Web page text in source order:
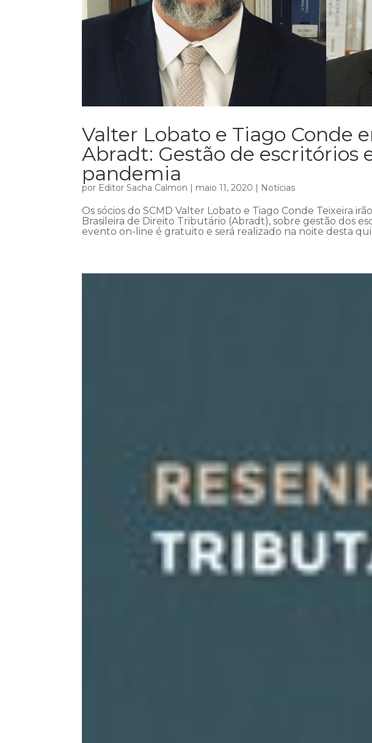
Valter Lobato e Tiago Conde
Abradt: Gestão de escritórios
pandemia
por Editor Sacha Calmon | maio 11, 2020 | Notícias
Os sócios do SCMD Valter Lobato e Tiago Conde Teixeira
Brasileira de Direito Tributário (Abradt), sobre gestão dos
evento on-line é gratuito e será realizado na noite desta